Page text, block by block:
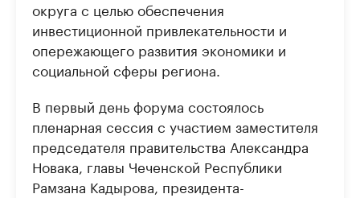
округа с целью обеспечения
инвестиционной привлекательности и
опережающего развития экономики и
социальной сферы региона.
В первый день форума состоялось
пленарная сессия с участием заместителя
председателя правительства Александра
Новака, главы Чеченской Республики
Рамзана Кадырова, президента-